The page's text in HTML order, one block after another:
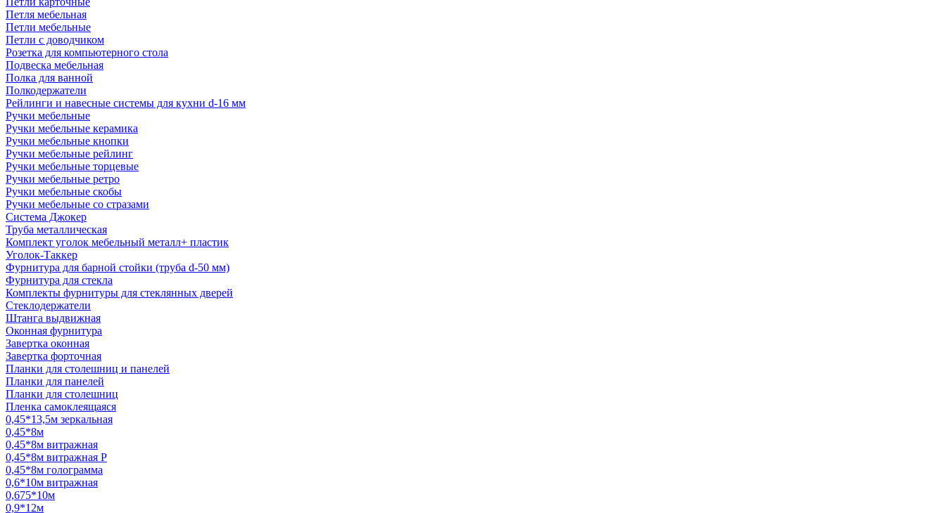
Петля мебельная
Петли мебельные
Петли с доводчиком
Розетка для компьютерного стола
Подвеска мебельная
Полка для ванной
Полкодержатели
Рейлинги и навесные системы для кухни d-16 мм
Ручки мебельные
Ручки мебельные керамика
Ручки мебельные кнопки
Ручки мебельные рейлинг
Ручки мебельные торцевые
Ручки мебельные ретро
Ручки мебельные скобы
Ручки мебельные со стразами
Система Джокер
Труба металлическая
Комплект уголок мебельный металл+ пластик
Уголок-Таккер
Фурнитура для барной стойки (труба d-50 мм)
Фурнитура для стекла
Комплекты фурнитуры для стеклянных дверей
Стеклодержатели
Штанга выдвижная
Оконная фурнитура
Завертка оконная
Завертка форточная
Планки для столешниц и панелей
Планки для панелей
Планки для столешниц
Пленка самоклеящаяся
0,45*13,5м зеркальная
0,45*8м
0,45*8м витражная
0,45*8м витражная Р
0,45*8м голограмма
0,6*10м витражная
0,675*10м
0,9*12м